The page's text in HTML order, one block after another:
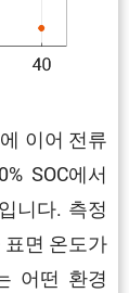
이어 전류
SOC에서
니다. 측정
면 온도가
어떤 환경